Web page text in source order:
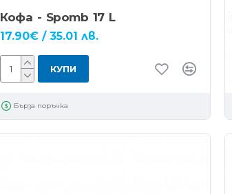
Кофа - Spomb 17 L
17.90€ / 35.01 лв.
КУПИ
Бърза поръчка